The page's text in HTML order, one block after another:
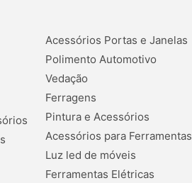
Acessórios Portas e Janelas
Polimento Automotivo
Vedação
Ferragens
Pintura e Acessórios
Acessórios para Ferramentas
Luz led de móveis
Ferramentas Elétricas